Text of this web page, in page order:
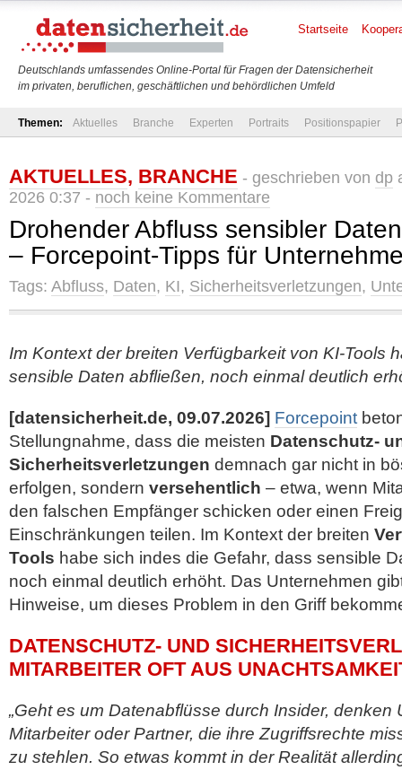
Deutschlands umfassendes Online-Portal für Fragen der Datensicherheit
im privaten, beruflichen, geschäftlichen und behördlichen Umfeld
Startseite
Themen: Aktuelles Branche Experten Portraits Positionspapier
AKTUELLES, BRANCHE - geschrieben von dp
2026 0:37 - noch keine Kommentare
Drohender Abfluss sensibler
– Forcepoint-Tipps für
Tags: Abfluss, Daten, KI, Sicherheitsverletzungen,
Im Kontext der breiten Verfügbarkeit von KI-Tools
sensible Daten abfließen, noch einmal deutlich
[datensicherheit.de, 09.07.2026] Forcepoint
Stellungnahme, dass die meisten Datenschutz-
Sicherheitsverletzungen demnach gar nicht in
erfolgen, sondern versehentlich – etwa, wenn
den falschen Empfänger schicken oder einen
Einschränkungen teilen. Im Kontext der breiten
Tools habe sich indes die Gefahr, dass sensible
noch einmal deutlich erhöht. Das Unternehmen
Hinweise, um dieses Problem in den Griff
DATENSCHUTZ- UND
MITARBEITER OFT AUS
„Geht es um Datenabflüsse durch Insider, denken
Mitarbeiter oder Partner, die ihre Zugriffsrechte
zu stehlen. So etwas kommt in der Realität